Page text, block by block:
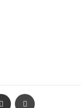
Condividi via mail